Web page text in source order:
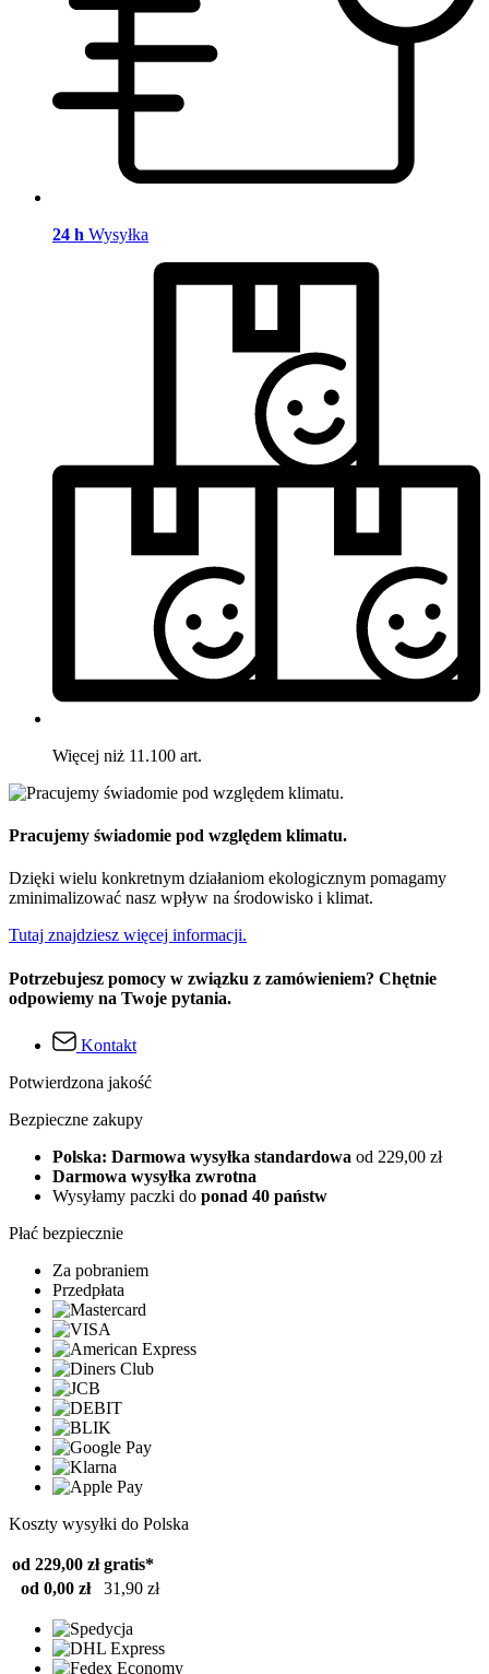
24 h Wysyłka
Więcej niż 11.100 art.
Pracujemy świadomie pod względem klimatu.
Dzięki wielu konkretnym działaniom ekologicznym pomagamy
zminimalizować nasz wpływ na środowisko i klimat.
Tutaj znajdziesz więcej informacji.
Potrzebujesz pomocy w związku z zamówieniem? Chętnie
odpowiemy na Twoje pytania.
Kontakt
Potwierdzona jakość
Bezpieczne zakupy
Polska: Darmowa wysyłka standardowa od 229,00 zł
Darmowa wysyłka zwrotna
Wysyłamy paczki do ponad 40 państw
Płać bezpiecznie
Za pobraniem
Przedpłata
Koszty wysyłki do Polska
od 229,00 zł gratis*
od 0,00 zł
31,90 zł